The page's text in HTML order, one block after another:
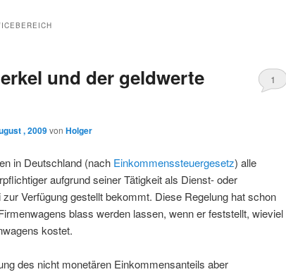
und der geldwerte
, 2009von Holger
1
in Deutschland (nach Einkommenssteuergesetz) alle
aufgrund seiner Tätigkeit als Dienst- oder
Verfügung gestellt bekommt. Diese Regelung hat schon
blass werden lassen, wenn er feststellt, wieviel
kostet.
des nicht monetären Einkommensanteils aber